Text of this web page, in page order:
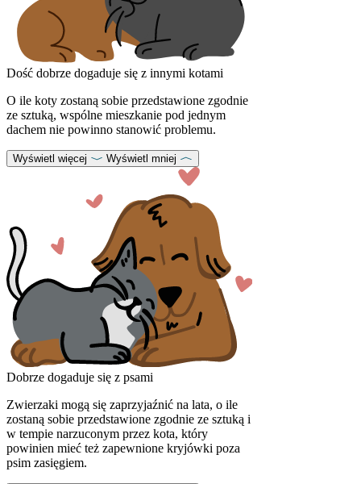
Dość dobrze dogaduje się z innymi kotami
O ile koty zostaną sobie przedstawione zgodnie
ze sztuką, wspólne mieszkanie pod jednym
dachem nie powinno stanowić problemu.
Wyświetl więcej Wyświetl mniej
Dobrze dogaduje się z psami
Zwierzaki mogą się zaprzyjaźnić na lata, o ile
zostaną sobie przedstawione zgodnie ze sztuką i
w tempie narzuconym przez kota, który
powinien mieć też zapewnione kryjówki poza
psim zasięgiem.